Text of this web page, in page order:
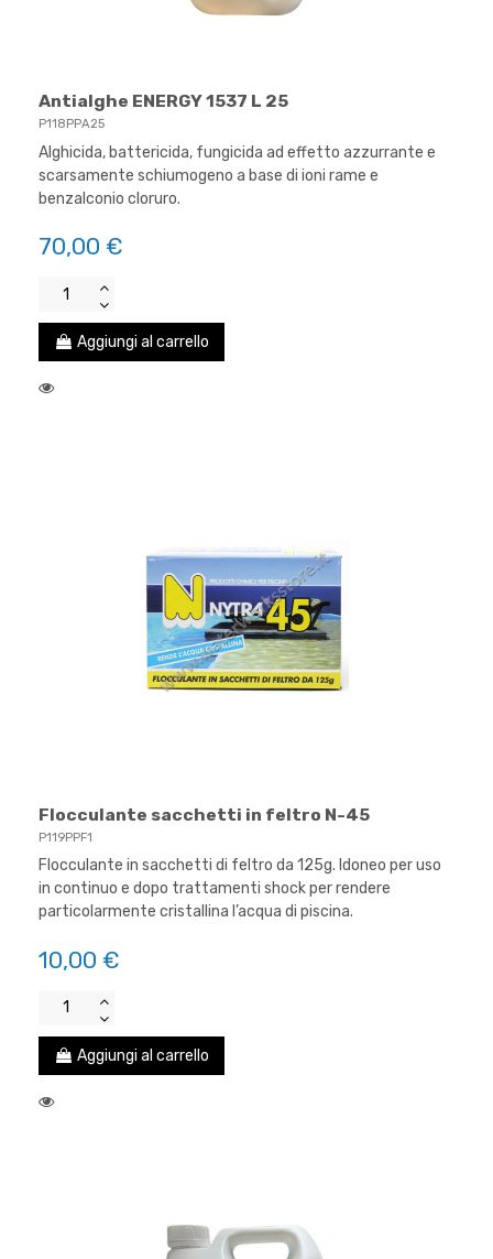
Antialghe ENERGY 1537 L 25
P118PPA25
Alghicida, battericida, fungicida ad effetto azzurrante e
scarsamente schiumogeno a base di ioni rame e
benzalconio cloruro.
70,00 €
Aggiungi al carrello
Flocculante sacchetti in feltro N-45
P119PPF1
Flocculante in sacchetti di feltro da 125g. Idoneo per uso
in continuo e dopo trattamenti shock per rendere
particolarmente cristallina l’acqua di piscina.
10,00 €
Aggiungi al carrello